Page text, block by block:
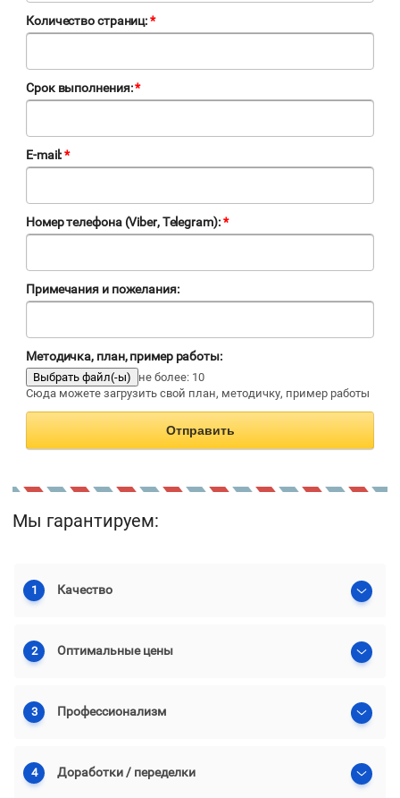
Количество страниц:*
Срок выполнения:*
E-mail:*
Номер телефона (Viber, Telegram):*
Примечания и пожелания:
Методичка, план, пример работы:
не более: 10
Сюда можете загрузить свой план, методичку, пример работы
Отправить
Мы гарантируем:
1 Качество
2 Оптимальные цены
3 Профессионализм
4 Доработки / переделки